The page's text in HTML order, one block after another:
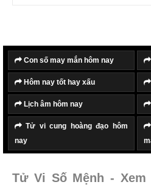
Con số may mắn hôm nay
Hôm nay tốt hay xấu
Lịch âm hôm nay
Tử vi cung hoàng đạo hôm
nay
Tử Vi Số Mệnh -